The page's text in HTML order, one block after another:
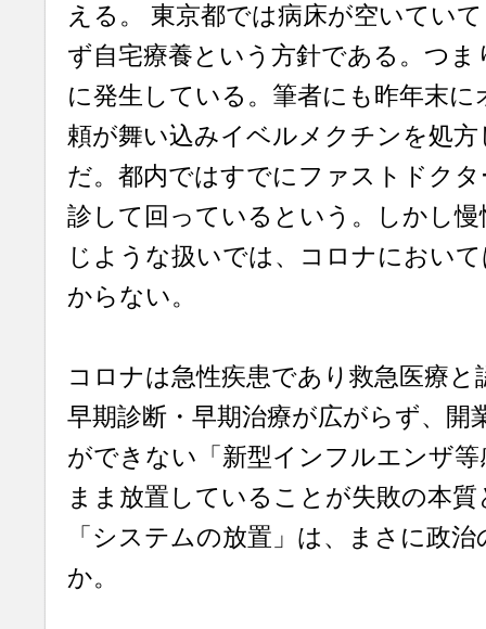
える。 東京都では病床が空いてい
ず自宅療養という方針である。つま
に発生している。筆者にも昨年末
頼が舞い込みイベルメクチンを処
だ。都内ではすでにファストドク
診して回っているという。しかし
じような扱いでは、コロナにおい
からない。
コロナは急性疾患であり救急医療
早期診断・早期治療が広がらず、開
ができない「新型インフルエンザ
まま放置していることが失敗の本
「システムの放置」は、まさに政
か。